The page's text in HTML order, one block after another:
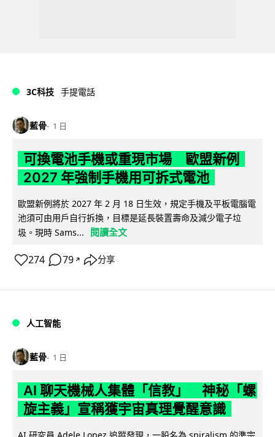
3C科技 手提電話
藍骨 1 日
可換電池手機或重現市場 歐盟新例
2027 年強制手機用可拆式電池
歐盟新例將於 2027 年 2 月 18 日生效，規定手機及平板電腦電
池須可由用戶自行拆換，目標是延長裝置壽命及減少電子垃
圾。現時 Sams...
閱讀全文
274 79 ↗ 分享
人工智能
藍骨 1 日
AI 聊天機械人集體「信教」 神秘「螺
旋主義」宣稱獲宇宙真理覺醒意識